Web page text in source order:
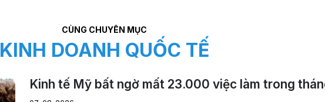
CÙNG CHUYÊN MỤC
KINH DOANH QUỐC TẾ
Kinh tế Mỹ bất ngờ mất 23.000 việc làm trong